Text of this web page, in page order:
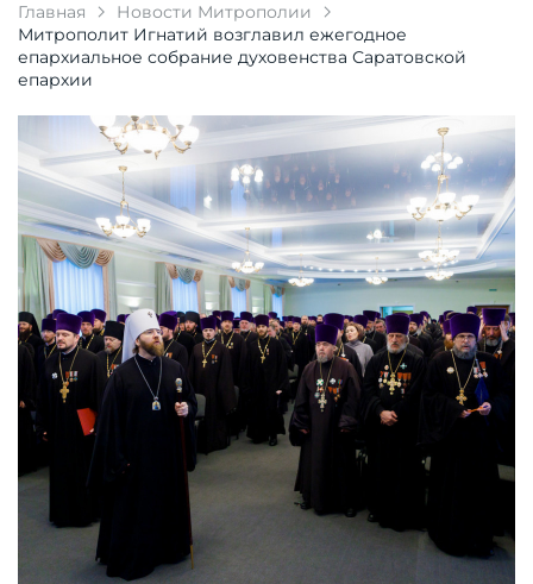
Главная
Новости Митрополии
Митрополит Игнатий возглавил ежегодное
епархиальное собрание духовенства Саратовской
епархии